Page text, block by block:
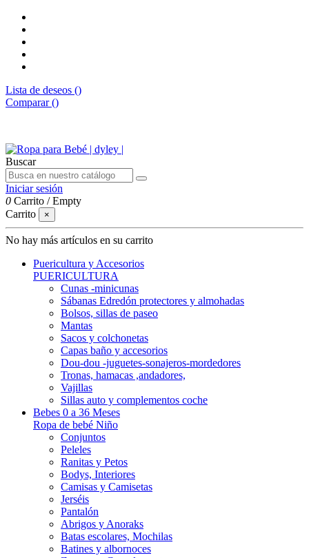
Lista de deseos ()
Comparar ()
Buscar
Iniciar sesión
0 Carrito /Empty
Carrito
×
No hay más artículos en su carrito
Puericultura y Accesorios
PUERICULTURA
Cunas -minicunas
Sábanas Edredón protectores y almohadas
Bolsos, sillas de paseo
Mantas
Sacos y colchonetas
Capas baño y accesorios
Dou-dou -juguetes-sonajeros-mordedores
Tronas, hamacas ,andadores,
Vajillas
Sillas auto y complementos coche
Bebes 0 a 36 Meses
Ropa de bebé Niño
Conjuntos
Peleles
Ranitas y Petos
Bodys, Interiores
Camisas y Camisetas
Jerséis
Pantalón
Abrigos y Anoraks
Batas escolares, Mochilas
Batines y albornoces